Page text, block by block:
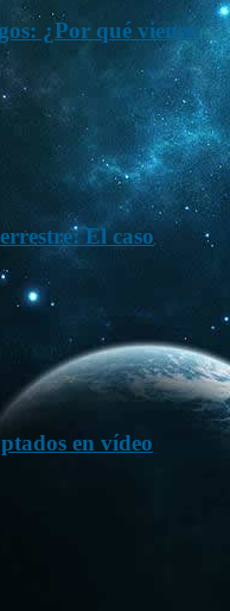
¿Por qué vienen
El caso
en vídeo